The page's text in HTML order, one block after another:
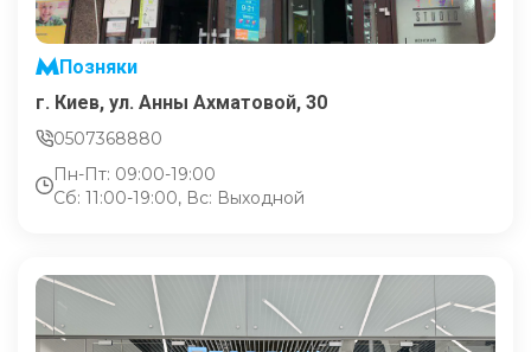
Позняки
г. Киев, ул. Анны Ахматовой, 30
0507368880
Пн-Пт: 09:00-19:00
Сб: 11:00-19:00, Вс: Выходной